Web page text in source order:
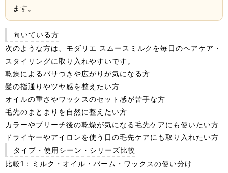
ます。
向いている方
次のような方は、モダリエ スムースミルクを毎日のヘアケア・
スタイリングに取り入れやすいです。
乾燥によるパサつきや広がりが気になる方
髪の指通りやツヤ感を整えたい方
オイルの重さやワックスのセット感が苦手な方
毛先のまとまりを自然に整えたい方
カラーやブリーチ後の乾燥が気になる毛先ケアにも使いたい方
ドライヤーやアイロンを使う日の毛先ケアにも取り入れたい方
タイプ・使用シーン・シリーズ比較
比較1：ミルク・オイル・バーム・ワックスの使い分け